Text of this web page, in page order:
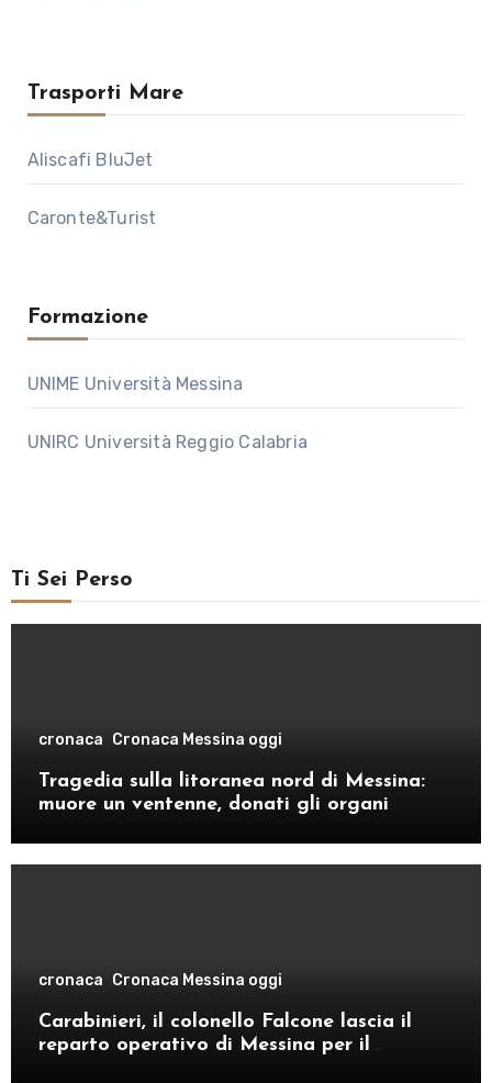
Trasporti Mare
Aliscafi BluJet
Caronte&Turist
Formazione
UNIME Università Messina
UNIRC Università Reggio Calabria
Ti Sei Perso
cronaca Cronaca Messina oggi
Tragedia sulla litoranea nord di Messina:
muore un ventenne, donati gli organi
cronaca Cronaca Messina oggi
Carabinieri, il colonello Falcone lascia il
reparto operativo di Messina per il